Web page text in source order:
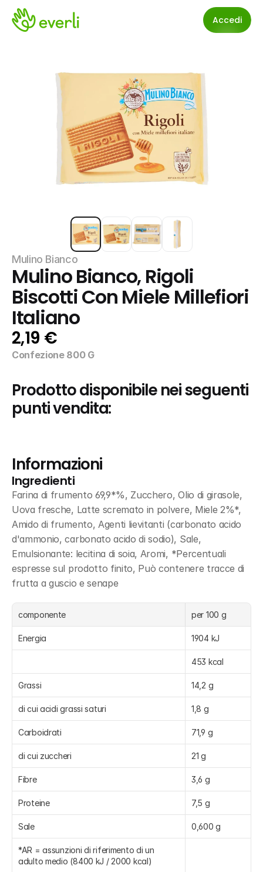
Accedi
Mulino Bianco
Mulino Bianco, Rigoli
Biscotti Con Miele Millefiori
Italiano
2,19 €
Confezione 800 G
Prodotto disponibile nei seguenti
punti vendita:
Informazioni
Ingredienti
Farina di frumento 69,9*%, Zucchero, Olio di girasole,
Uova fresche, Latte scremato in polvere, Miele 2%*,
Amido di frumento, Agenti lievitanti (carbonato acido
d'ammonio, carbonato acido di sodio), Sale,
Emulsionante: lecitina di soia, Aromi, *Percentuali
espresse sul prodotto finito, Può contenere tracce di
frutta a guscio e senape
componente per 100 g
Energia 1904 kJ
453 kcal
Grassi 14,2 g
di cui acidi grassi saturi 1,8 g
Carboidrati 71,9 g
di cui zuccheri 21 g
Fibre 3,6 g
Proteine 7,5 g
Sale 0,600 g
*AR = assunzioni di riferimento di un
adulto medio (8400 kJ / 2000 kcal)